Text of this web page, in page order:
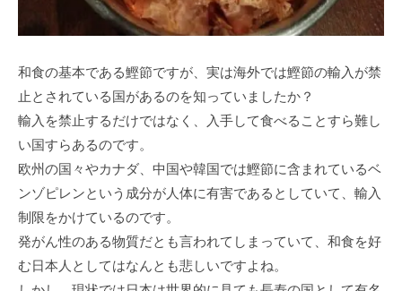
和食の基本である鰹節ですが、実は海外では鰹節の輸入が禁
止とされている国があるのを知っていましたか？
輸入を禁止するだけではなく、入手して食べることすら難し
い国すらあるのです。
欧州の国々やカナダ、中国や韓国では鰹節に含まれているベ
ンゾピレンという成分が人体に有害であるとしていて、輸入
制限をかけているのです。
発がん性のある物質だとも言われてしまっていて、和食を好
む日本人としてはなんとも悲しいですよね。